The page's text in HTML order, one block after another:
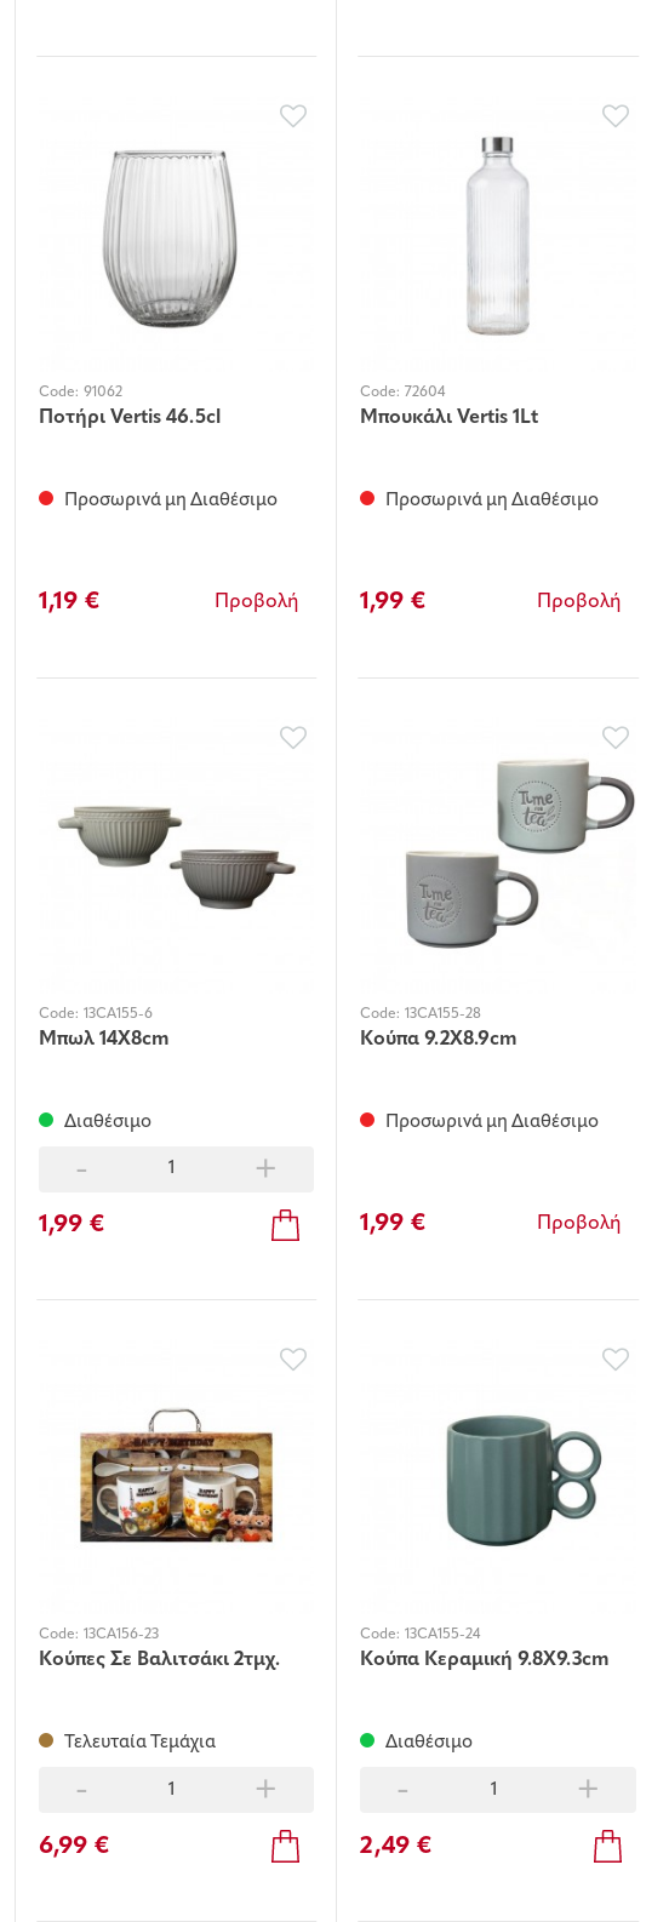
Code: 91062
Ποτήρι Vertis 46.5cl
Προσωρινά μη Διαθέσιμο
1,19 € Προβολή
Code: 72604
Μπουκάλι Vertis 1Lt
Προσωρινά μη Διαθέσιμο
1,99 € Προβολή
Code: 13CA155-6
Μπωλ 14X8cm
Διαθέσιμο
- +
1,99 €
Code: 13CA155-28
Κούπα 9.2Χ8.9cm
Προσωρινά μη Διαθέσιμο
1,99 € Προβολή
Code: 13CA156-23
Κούπες Σε Βαλιτσάκι 2τμχ.
Τελευταία Τεμάχια
- +
6,99 €
Code: 13CA155-24
Κούπα Κεραμική 9.8Χ9.3cm
Διαθέσιμο
- +
2,49 €